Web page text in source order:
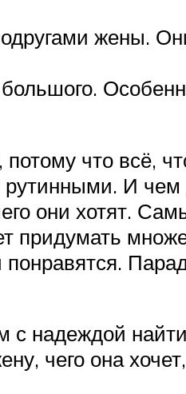
жены.
что всё,
рутинными. И
они хотят.
придумать
надеждой
чего она